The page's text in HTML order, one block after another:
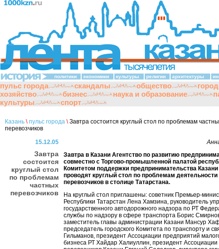
политики экономики культуры религии архитектуры
пульс города скандалы общество
хозяйство
бизнес наука и образование
культуры
спорт
Казань \ пульс города \Завтра состоится круглый стол по проблемам
перевозчиков
15.12.05
Завтра
состоится
круглый стол
по проблемам
частных
перевозчиков
Завтра в Казани Агентство по развитию
совместно с Торгово-промышленной палатой
Комитетом поддержки предпринимательства Казани
проводят круглый стол по проблемам
перевозчиков в столице Татарстана.
На круглый стол приглашены: советник Премьер-
Республики Татарстан Лена Хамзина, руководитель
государственного автодорожного надзора по РТ
службы по надзору в сфере транспорта Борис
заместитель главы администрации Казани Мансур
председатель городского Комитета по транспорту и
Гильманов, президент Ассоциации предприятий
бизнеса РТ Хайдар Халиуллин, президент Ассоциации